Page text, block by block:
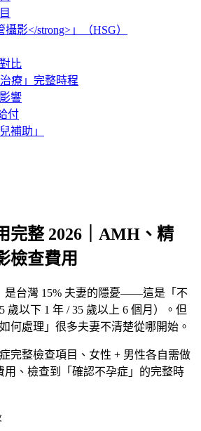
攝影</strong>」（HSG）
比
療」完整時程
響
付
補助」
完整 2026｜AMH、精
檢查費用
是台灣 15% 夫妻的隱憂——這是「不
歲以下 1 年 / 35 歲以上 6 個月）。但
何處理」很多夫妻不清楚從哪開始。
完整檢查項目、女性 + 男性各自需做
用、檢查到「 確認不孕症 」的完整時